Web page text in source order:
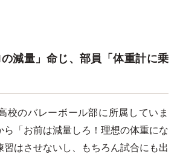
減量」命じ、部員「体重計に乗
校のバレーボール部に所属していま
「お前は減量しろ！理想の体重にな
習はさせないし、もちろん試合にも出